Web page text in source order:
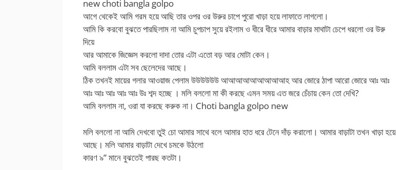
new choti bangla golpo
আগে থেকেই আমি গরম হয়ে আছি তার ওপর ওর উরুর চাপে পুরো খাড়া হয়ে লাফাতে লাগলো।
আমি কি করবো বুঝতে পারছিলাম না আমি চুপচাপ সুয়ে রইলাম ও ধীরে ধীরে আমার বাড়ার মাথাটা চেপে ধরলো ওর উরু
দিয়ে
আর আমাকে জিজ্ঞেস করলো দাদা তোর এটা এতো বড় আর মোটা কেন।
আমি বললাম এটা সব ছেলেদের আছে।
ঠিক তখনই মায়ের গলার আওয়াজ পেলাম উউউউউউ আআআআআআআআআহ আর জোরে ঠাপা আরো জোরে আঃ আঃ
আঃ আঃ আঃ আঃ আঃ উঃ শব্দ হচ্ছে । মলি বললো মা কী করছে এমন সময় এত জরে চেঁচায় কেন তো দেখি?
আমি বললাম না, ওরা যা করছে করুক না। Choti bangla golpo new
মলি বললো না আমি দেখবো তুই চো আমার সাথে বলে আমার হাত ধরে টেনে দাঁড় করালো। আমার বাড়াটা তখন খাড়া হয়ে
আছে। মলি আমার বাড়াটা দেখে চমকে উঠলো
কারণ ৯” মানে বুঝতেই পারছ কতটা।